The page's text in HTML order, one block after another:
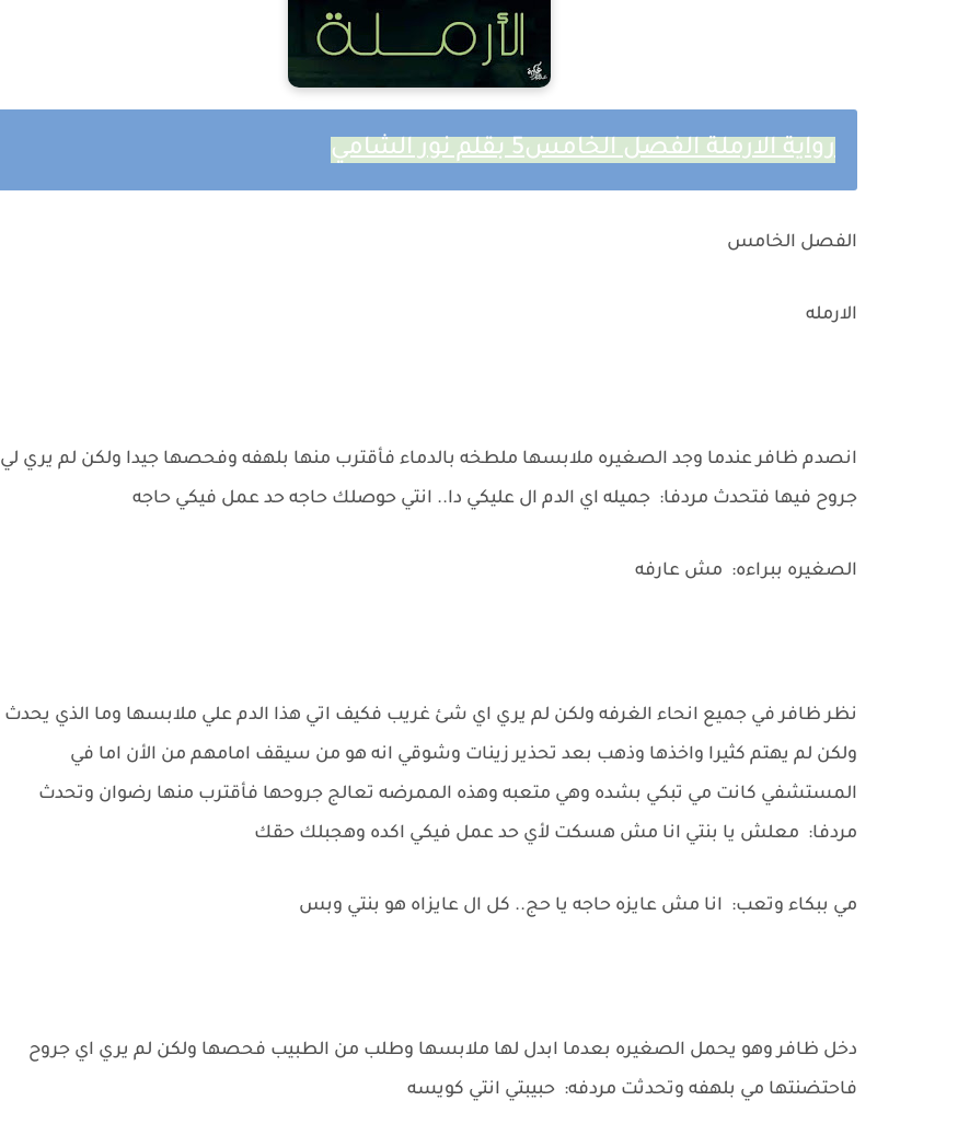
رواية الارملة الفصل الخامس5 بقلم نور الشامي
الفصل الخامس
الارمله
انصدم ظافر عندما وجد الصغيره ملابسها ملطخه بالدماء فأقترب منها بلهفه وفحصها جيدا ولكن لم يري لي
جروح فيها فتحدث مردفا: جميله اي الدم ال عليكي دا.. انتي حوصلك حاجه حد عمل فيكي حاجه
الصغيره ببراءه: مش عارفه
نظر ظافر في جميع انحاء الغرفه ولكن لم يري اي شئ غريب فكيف اتي هذا الدم علي ملابسها وما الذي يحدث
ولكن لم يهتم كثيرا واخذها وذهب بعد تحذير زينات وشوقي انه هو من سيقف امامهم من الأن اما في
المستشفي كانت مي تبكي بشده وهي متعبه وهذه الممرضه تعالج جروحها فأقترب منها رضوان وتحدث
مردفا: معلش يا بنتي انا مش هسكت لأي حد عمل فيكي اكده وهجبلك حقك
مي ببكاء وتعب: انا مش عايزه حاجه يا حج.. كل ال عايزاه هو بنتي وبس
دخل ظافر وهو يحمل الصغيره بعدما ابدل لها ملابسها وطلب من الطبيب فحصها ولكن لم يري اي جروح
فاحتضنتها مي بلهفه وتحدثت مردفه: حبيبتي انتي كويسه